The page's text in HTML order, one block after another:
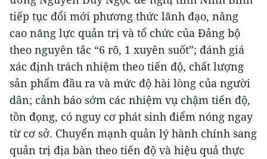
tiếp tục đổi mới phương thức lãnh đạo, nâng
cao năng lực quản trị và tổ chức của Đảng bộ
theo nguyên tắc “6 rõ, 1 xuyên suốt”; đánh giá
xác định trách nhiệm theo tiến độ, chất lượng
sản phẩm đầu ra và mức độ hài lòng của người
dân; cảnh báo sớm các nhiệm vụ chậm tiến độ,
tồn đọng, có nguy cơ phát sinh điểm nóng ngay
từ cơ sở. Chuyển mạnh quản lý hành chính sang
quản trị địa bàn theo tiến độ và hiệu quả thực